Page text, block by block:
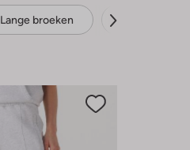
Lange broeken